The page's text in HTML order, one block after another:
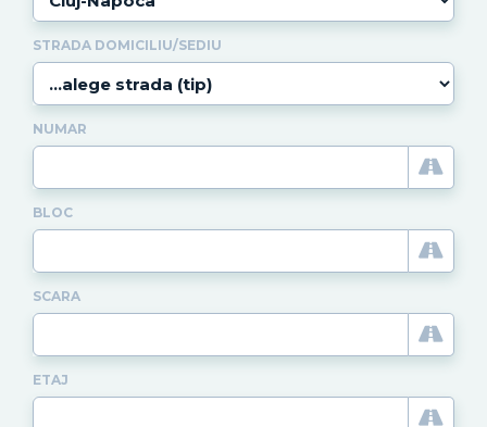
STRADA DOMICILIU/SEDIU
NUMAR
BLOC
SCARA
ETAJ